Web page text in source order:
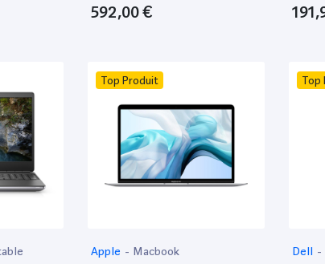
592,00 €
Top Produit
Apple - Macbook
Top
Dell -